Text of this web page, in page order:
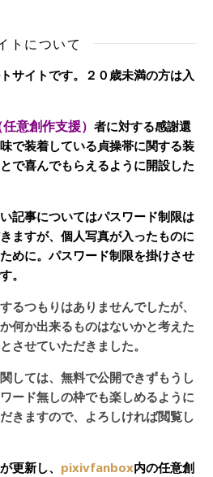
トについて
サイトです。２０歳未満の方は入
意創作支援） 者に対する感謝還
で装着している貞操帯に関する装
で喜んでもらえるように開設した
記事についてはパスワード制限は
ますが、個人写真が入ったものに
めに。パスワード制限を掛けさせ
。
るつもりはありませんでしたが、
何か出来るものはないかと考えた
させていただきました。
しては、無料で公開できずもうし
ード無しの枠でも楽しめるように
きますので、よろしければ閲覧し
更新し、 pixivfanbox内の任意創